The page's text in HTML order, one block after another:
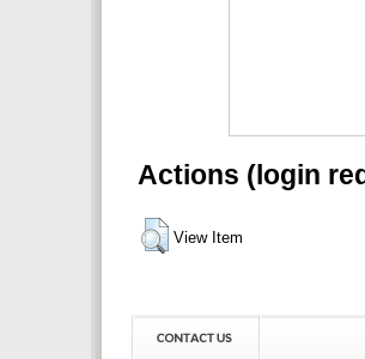
Actions (login
View Item